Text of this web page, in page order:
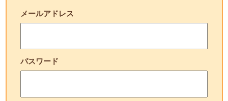
メールアドレス
パスワード